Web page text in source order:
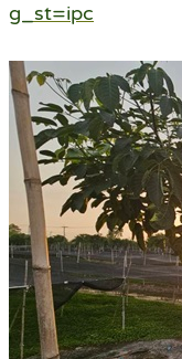
g_st=ipc